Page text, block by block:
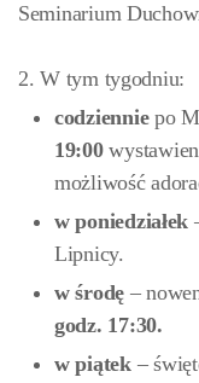
Seminarium
2. W tym tygodniu:
codzienniepo
19:00
możliwość
w poniedziałek
Lipnicy.
w środę –
godz. 17:30.
w piątek–